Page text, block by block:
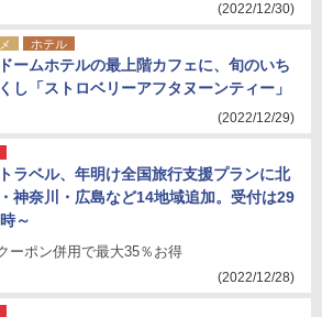
(2022/12/30)
ホテル
ームホテルの最上階カフェに、旬のいち
し「ストロベリーアフタヌーンティー」
(2022/12/29)
ラベル、年明け全国旅行支援プランに北
神奈川・広島など14地域追加。受付は29
～
ーポン併用で最大35％お得
(2022/12/28)